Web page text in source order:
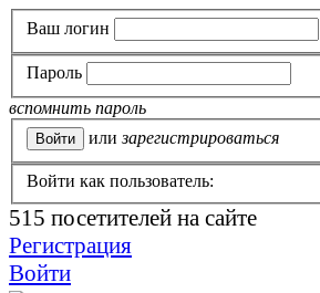
Ваш логин
Пароль
вспомнить пароль
или зарегистрироваться
Войти как пользователь:
515 посетителей на сайте
Регистрация
Войти